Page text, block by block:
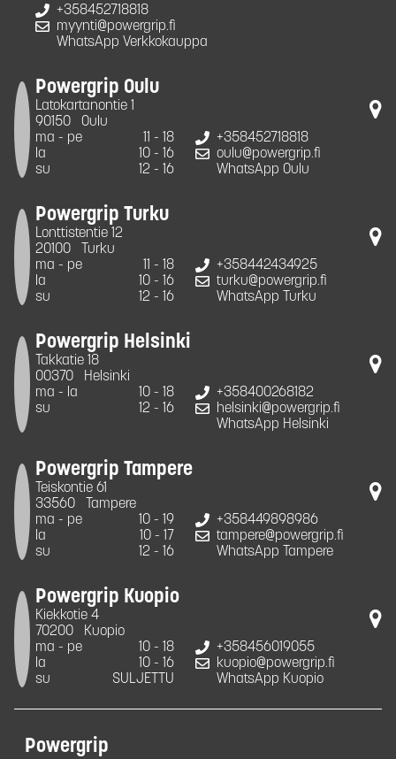
+358452718818
myynti@powergrip.fi
WhatsApp Verkkokauppa
Powergrip Oulu
Latokartanontie 1
90150
Oulu
ma - pe
11 - 18
la
10 - 16
su
12 - 16
+358452718818
oulu@powergrip.fi
WhatsApp Oulu
Powergrip Turku
Lonttistentie 12
20100
Turku
ma - pe
11 - 18
la
10 - 16
su
12 - 16
+358442434925
turku@powergrip.fi
WhatsApp Turku
Powergrip Helsinki
Takkatie 18
00370
Helsinki
ma - la
10 - 18
su
12 - 16
+358400268182
helsinki@powergrip.fi
WhatsApp Helsinki
Powergrip Tampere
Teiskontie 61
33560
Tampere
ma - pe
10 - 19
la
10 - 17
su
12 - 16
+358449898986
tampere@powergrip.fi
WhatsApp Tampere
Powergrip Kuopio
Kiekkotie 4
70200
Kuopio
ma - pe
10 - 18
la
10 - 16
su
SULJETTU
+358456019055
kuopio@powergrip.fi
WhatsApp Kuopio
Powergrip